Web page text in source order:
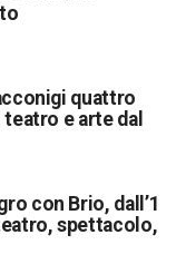
quattro
e arte dal
con Brio, dall’1
spettacolo,